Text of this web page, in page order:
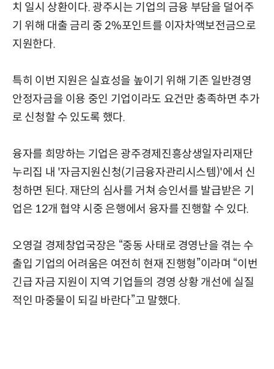
치 일시 상환이다. 광주시는 기업의 금융 부담을 덜어주
기 위해 대출 금리 중 2%포인트를 이자차액보전금으로
지원한다.
특히 이번 지원은 실효성을 높이기 위해 기존 일반경영
안정자금을 이용 중인 기업이라도 요건만 충족하면 추가
로 신청할 수 있도록 했다.
융자를 희망하는 기업은 광주경제진흥상생일자리재단
누리집 내 '자금지원신청(기금융자관리시스템)'에서 신
청하면 된다. 재단의 심사를 거쳐 승인서를 발급받은 기
업은 12개 협약 시중 은행에서 융자를 진행할 수 있다.
오영걸 경제창업국장은 “중동 사태로 경영난을 겪는 수
출입 기업의 어려움은 여전히 현재 진행형”이라며 “이번
긴급 자금 지원이 지역 기업들의 경영 상황 개선에 실질
적인 마중물이 되길 바란다”고 말했다.